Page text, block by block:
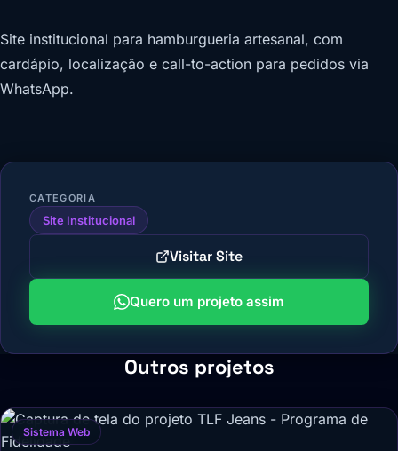
Site institucional para hamburgueria artesanal, com
cardápio, localização e call-to-action para pedidos via
WhatsApp.
CATEGORIA
Site Institucional
Visitar Site
Quero um projeto assim
Outros projetos
Sistema Web